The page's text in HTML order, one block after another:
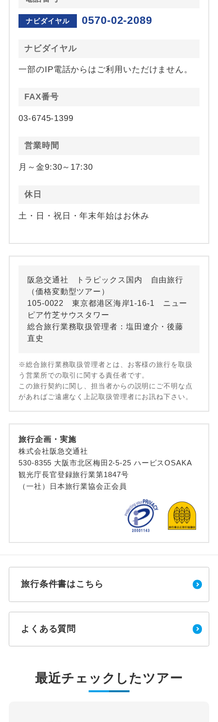
ナビダイヤル 0570-02-2089
ナビダイヤル
一部のIP電話からはご利用いただけません。
FAX番号
03-6745-1399
営業時間
月～金9:30～17:30
休日
土・日・祝日・年末年始はお休み
阪急交通社 トラピックス国内 自由旅行
（価格変動型ツアー）
105-0022 東京都港区海岸1-16-1 ニュー
ピア竹芝サウスタワー
総合旅行業務取扱管理者：塩田遼介・後藤
直史
※総合旅行業務取扱管理者とは、お客様の旅行を取扱
う営業所での取引に関する責任者です。
この旅行契約に関し、担当者からの説明にご不明な点
があればご遠慮なく上記取扱管理者にお訊ね下さい。
旅行企画・実施
株式会社阪急交通社
530-8355 大阪市北区梅田2-5-25 ハービスOSAKA
観光庁長官登録旅行業第1847号
（一社）日本旅行業協会正会員
旅行条件書はこちら
よくある質問
最近チェックしたツアー